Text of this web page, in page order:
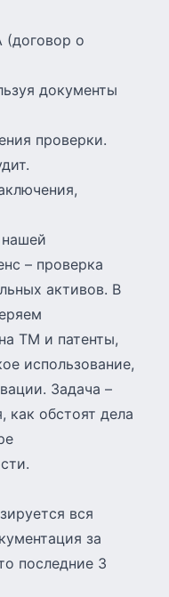
(договор о
документы
проверки.
– проверка
активов. В
ТМ и патенты,
использование,
Задача –
как обстоят дела
вся
за
последние 3